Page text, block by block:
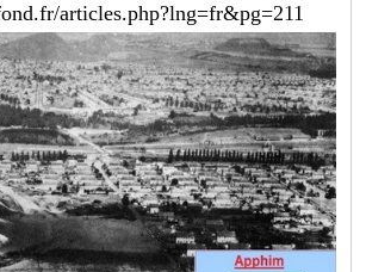
articles.php?lng=fr&pg=211